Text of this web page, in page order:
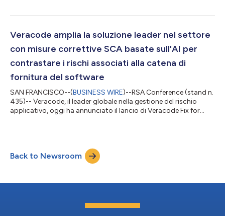
rimasta indietro. In quattro immagini di prova e oltre 100
media di superamento della sicurezza si ferma al 56%, virtua...
Veracode amplia la soluzione leader nel settore
con misure correttive SCA basate sull'AI per
contrastare i rischi associati alla catena di
fornitura del software
SAN FRANCISCO--(BUSINESS WIRE)--RSA Conference (stand n.
435)-- Veracode, il leader globale nella gestione del rischio
applicativo, oggi ha annunciato il lancio di Veracode Fix for
automatizzate, la prossima evoluzione della soluzione Fix leader
nel settore di Veracode, consente alle organizzazioni di rilevare e
Back to Newsroom